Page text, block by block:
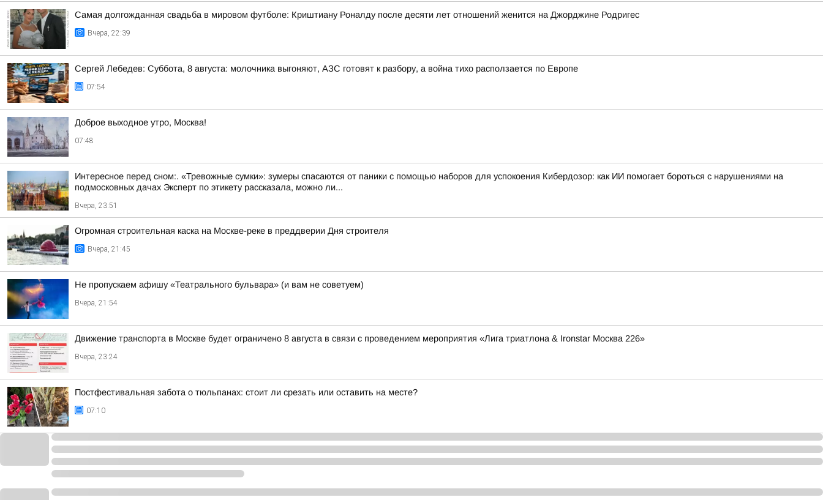
Самая долгожданная свадьба в мировом футболе: Криштиану Роналду после десяти лет отношений женится на Джорджине Родригес
Вчера, 22:39
Сергей Лебедев: Суббота, 8 августа: молочника выгоняют, АЗС готовят к разбору, а война тихо расползается по Европе
07:54
Доброе выходное утро, Москва!
07:48
Интересное перед сном:. «Тревожные сумки»: зумеры спасаются от паники с помощью наборов для успокоения Кибердозор: как ИИ помогает бороться с нарушениями на
подмосковных дачах Эксперт по этикету рассказала, можно ли...
Вчера, 23:51
Огромная строительная каска на Москве-реке в преддверии Дня строителя
Вчера, 21:45
Не пропускаем афишу «Театрального бульвара» (и вам не советуем)
Вчера, 21:54
Движение транспорта в Москве будет ограничено 8 августа в связи с проведением мероприятия «Лига триатлона & Ironstar Москва 226»
Вчера, 23:24
Постфестивальная забота о тюльпанах: стоит ли срезать или оставить на месте?
07:10